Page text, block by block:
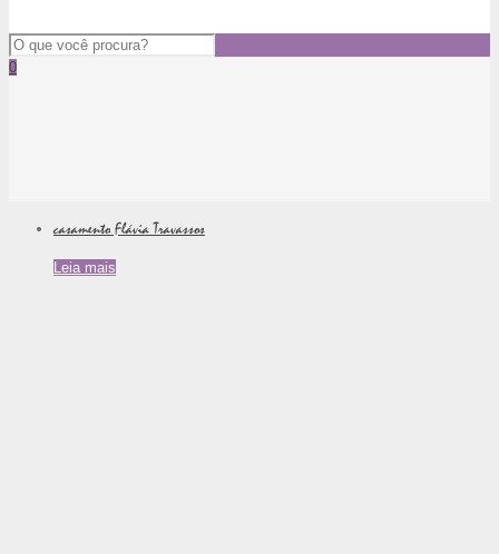
0
casamento Flávia Travassos
Leia mais